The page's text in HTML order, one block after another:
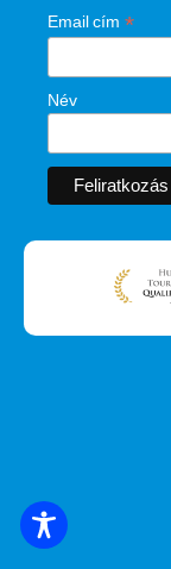
Email cím *
Név